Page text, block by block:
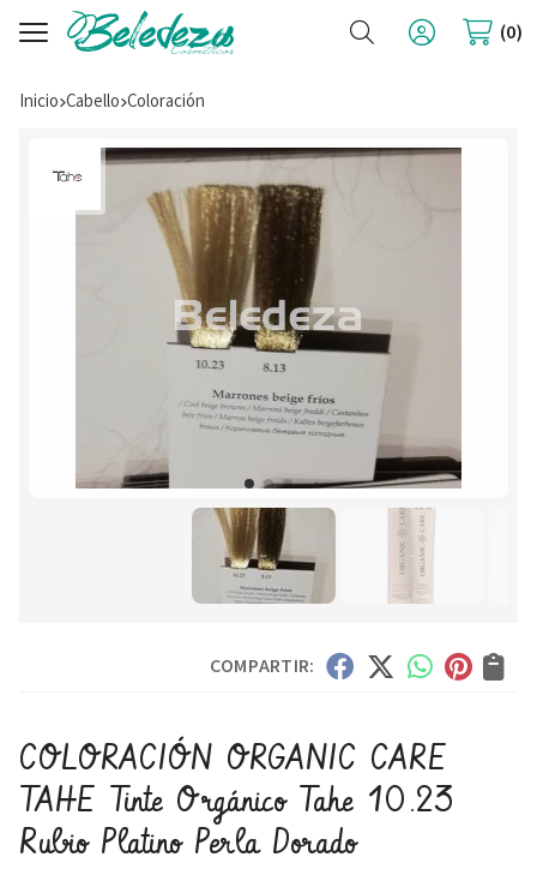
Buscar 0
Inicio cabello coloración
COMPARTIR:
COLORACIÓN ORGANIC CARE
TAHE Tinte Orgánico Tahe 10.23
Rubio Platino Perla Dorado